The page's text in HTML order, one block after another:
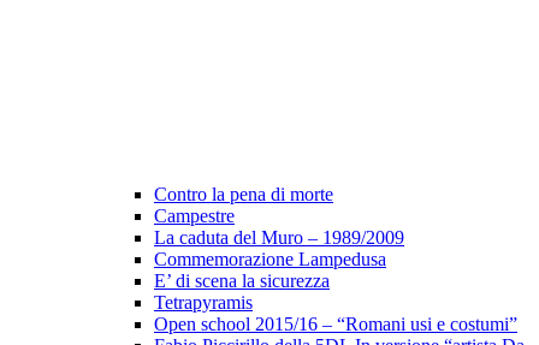
Contro la pena di morte
Campestre
La caduta del Muro – 1989/2009
Commemorazione Lampedusa
E’ di scena la sicurezza
Tetrapyramis
Open school 2015/16 – “Romani usi e costumi”